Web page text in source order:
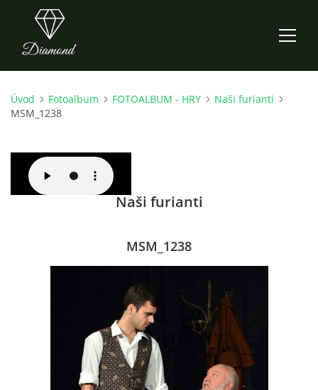
ÚVOD
O NÁS
KDY, KDE A CO HRAJEME
HRY OD ROKU 1973
Úvod Fotoalbum FOTOALBUM - HRY
Naši furianti
MSM_1238
Naši furianti
MSM_1238